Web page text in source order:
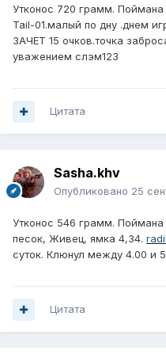
Утконос 720 грамм.
Tail-01.малый по дну .днем
ЗАЧЕТ 15 очков.точка
уважением слэм123
Цитата
Sasha.khv
Опубликовано 25
Утконос 546 грамм.
песок, Живец, ямка 4,34.
суток. Клюнул между 4.00 и
Цитата